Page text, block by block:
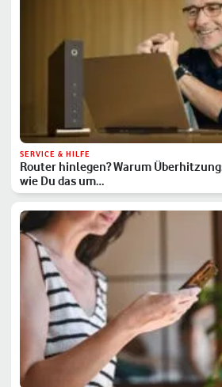
SERVICE & HILFE
Router hinlegen? Warum
wie Du das um…